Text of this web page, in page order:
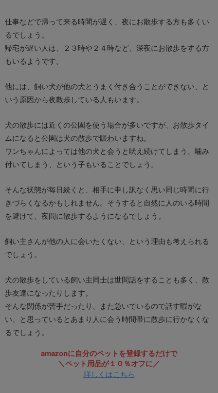
仕事などで帰って来る時間が遅く、夜にお散歩する方も多くい
るでしょう。
帰宅が遅い人は、２３時や２４時など、深夜にお散歩をする方
もいるようです。
他には、飼い犬が他の犬とうまく付き合うことができない、と
いう原因から夜散歩している人もいます。
犬の散歩には近くの公園を使う場合が多いですが、お散歩タイ
ムになると公園は犬の散歩で賑わいますね。
ワンちゃんによっては他の犬と会うと吠え続けてしまう、噛み
付いてしまう、という子もいることでしょう。
そんな状態が毎日続くと、相手に申し訳なく思い同じ時間に行
きづらくなるかもしれません。そうすると自然に人のいる時間
を避けて、夜間に散歩するようになるでしょう。
飼い主さんが他の人に会いたくない、という理由も考えられる
でしょう。
犬の散歩をしている飼い主同士は世間話をすることも多く、散
歩友達になったりします。
そんな関係が苦手だったり、また急いでいるので話す暇がな
い、と思っているとあまり人に会う時間帯に散歩に行かなくな
るでしょう。
amazonに自分のペットを登録するだけで
＼ペット用品が１０％オフに／
詳しくはこちら